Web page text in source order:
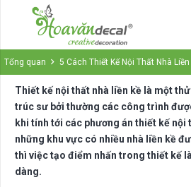
Tổng quan 5 Cách Thiết Kế Nội Thất Nhà Liền
Thiết kế nội thất nhà liền kề là một
trúc sư bởi thường các công trình
khi tính tới các phương án thiết kế
những khu vực có nhiều nhà liền kề
thì việc tạo điểm nhấn trong thiết kế
dàng.